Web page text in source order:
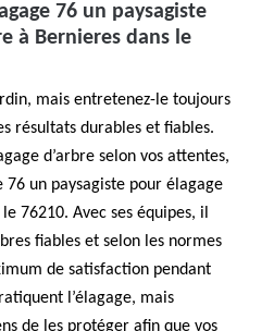
76 un paysagiste
à Bernieres dans le
mais entretenez-le toujours
résultats durables et fiables.
d’arbre selon vos attentes,
un paysagiste pour élagage
76210. Avec ses équipes, il
fiables et selon les normes
de satisfaction pendant
l’élagage, mais
de les protéger afin que vos